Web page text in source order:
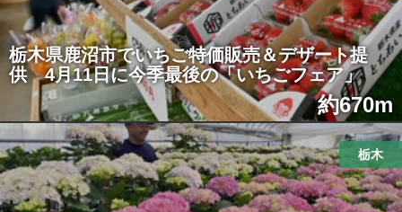
栃木県鹿沼市でいちご特価販売＆デザート提
供 4月11日に今季最後の「いちごフェア」
約670m
栃木